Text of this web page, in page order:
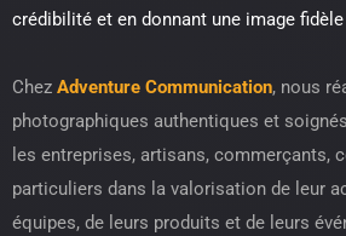
crédibilité et en donnant une image
Chez Adventure Communication, nous
photographiques authentiques et
les entreprises, artisans, commerçants,
particuliers dans la valorisation de leur
équipes, de leurs produits et de leurs